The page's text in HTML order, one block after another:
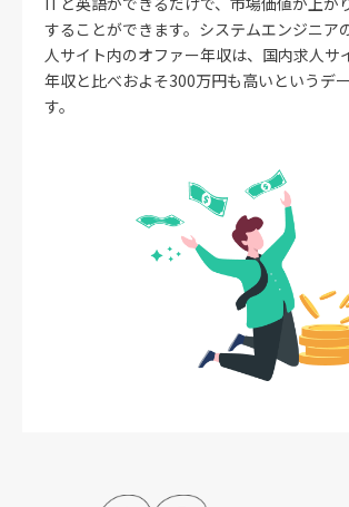
することができます。システムエンジニア
人サイト内のオファー年収は、国内求人サ
年収と比べおよそ300万円も高いというデ
す。